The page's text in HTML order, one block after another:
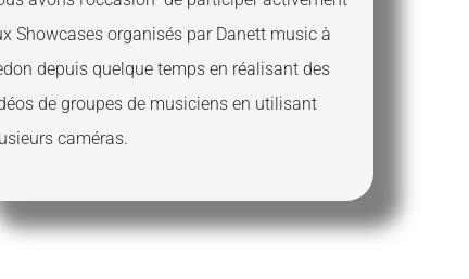
Showcases organisés par Danett music à
depuis quelque temps en réalisant des
de groupes de musiciens en utilisant
caméras.